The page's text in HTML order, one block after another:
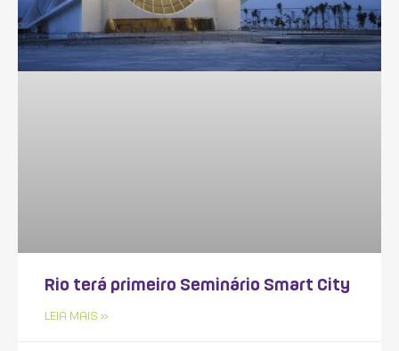
Rio terá primeiro Seminário Smart City
LEIA MAIS »